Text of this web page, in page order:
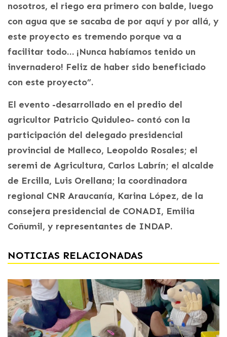
nosotros, el riego era primero con balde, luego
con agua que se sacaba de por aquí y por allá, y
este proyecto es tremendo porque va a
facilitar todo… ¡Nunca habíamos tenido un
invernadero! Feliz de haber sido beneficiado
con este proyecto”.
El evento -desarrollado en el predio del
agricultor Patricio Quiduleo- contó con la
participación del delegado presidencial
provincial de Malleco, Leopoldo Rosales; el
seremi de Agricultura, Carlos Labrín; el alcalde
de Ercilla, Luis Orellana; la coordinadora
regional CNR Araucanía, Karina López, de la
consejera presidencial de CONADI, Emilia
Coñumil, y representantes de INDAP.
NOTICIAS RELACIONADAS